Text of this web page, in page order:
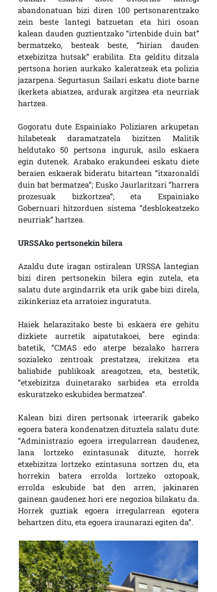
abandonatuan bizi diren 100 pertsonarentzako
zein beste lantegi batzuetan eta hiri osoan
kalean dauden guztientzako “irtenbide duin bat”
bermatzeko, besteak beste, “hirian dauden
etxebizitza hutsak” erabilita. Eta gelditu ditzala
pertsona horien aurkako kaleratzeak eta polizia
jazarpena. Segurtasun Sailari eskatu diote barne
ikerketa abiatzea, ardurak argitzea eta neurriak
hartzea.
Gogoratu dute Espainiako Poliziaren arkupetan
hilabeteak daramatzatela bizitzen Malitik
heldutako 50 pertsona inguruk, asilo eskaera
egin dutenek. Arabako erakundeei eskatu diete
beraien eskaerak bideratu bitartean “itxaronaldi
duin bat bermatzea”; Eusko Jaurlaritzari “harrera
prozesuak bizkortzea”; eta Espainiako
Gobernuari hitzorduen sistema “desblokeatzeko
neurriak” hartzea.
URSSAko pertsonekin bilera
Azaldu dute iragan ostiralean URSSA lantegian
bizi diren pertsonekin bilera egin zutela, eta
salatu dute argindarrik eta urik gabe bizi direla,
zikinkeriaz eta arratoiez inguratuta.
Haiek helarazitako beste bi eskaera ere gehitu
dizkiete aurretik aipatutakoei, bere eginda:
batetik, “CMAS edo aterpe bezalako harrera
sozialeko zentroak prestatzea, irekitzea eta
baliabide publikoak areagotzea, eta, bestetik,
“etxebizitza duinetarako sarbidea eta errolda
eskuratzeko eskubidea bermatzea”.
Kalean bizi diren pertsonak irteerarik gabeko
egoera batera kondenatzen dituztela salatu dute:
“Administrazio egoera irregularrean daudenez,
lana lortzeko ezintasunak dituzte, horrek
etxebizitza lortzeko ezintasuna sortzen du, eta
horrekin batera errolda lortzeko oztopoak,
errolda eskubide bat den arren, jakinaren
gainean gaudenez hori ere negozioa bilakatu da.
Horrek guztiak egoera irregularrean egotera
behartzen ditu, eta egoera iraunarazi egiten da”.